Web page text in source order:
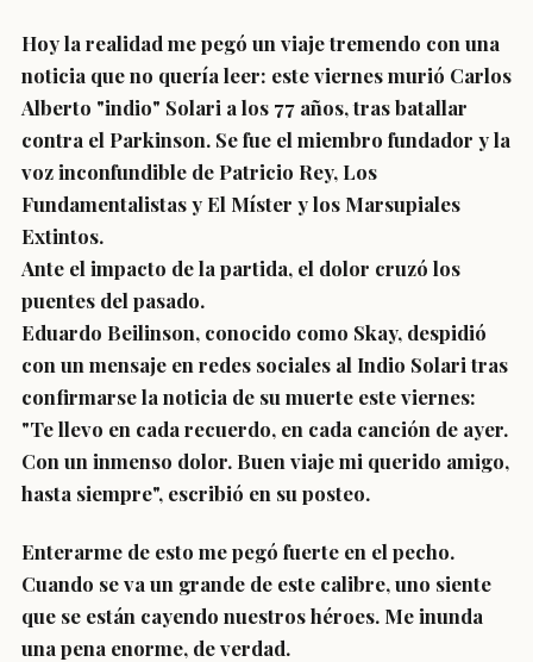
Hoy la realidad me pegó un viaje tremendo con una
noticia que no quería leer: este viernes murió Carlos
Alberto "indio" Solari a los 77 años, tras batallar
contra el Parkinson. Se fue el miembro fundador y la
voz inconfundible de Patricio Rey, Los
Fundamentalistas y El Míster y los Marsupiales
Extintos.
Ante el impacto de la partida, el dolor cruzó los
puentes del pasado.
Eduardo Beilinson, conocido como Skay, despidió
con un mensaje en redes sociales al Indio Solari tras
confirmarse la noticia de su muerte este viernes:
"Te llevo en cada recuerdo, en cada canción de ayer.
Con un inmenso dolor. Buen viaje mi querido amigo,
hasta siempre", escribió en su posteo.
Enterarme de esto me pegó fuerte en el pecho.
Cuando se va un grande de este calibre, uno siente
que se están cayendo nuestros héroes. Me inunda
una pena enorme, de verdad.